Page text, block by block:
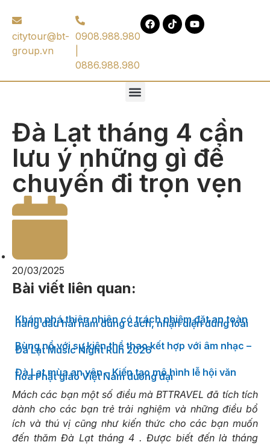
citytour@bt-
group.vn
0908.988.980
0886.988.980
Đà Lạt tháng 4 cần
lưu ý những gì để
chuyến đi trọn vẹn
20/03/2025
Bài viết liên quan:
Khám phá thiên nhiên có trách nhiệm đặt an toàn
hàng đầu hái nấm đúng cách, nhận diện đúng loài
Bùng nổ với sự kiện thể thao kết hợp với âm nhạc –
Đà Lạt Music Night Run 2026
Đà Lạt mùa an yên – Kiến tạo mô hình lễ hội văn
hóa Phật giáo Việt Nam đương đại
Mách các bạn một số điều mà BTTRAVEL đã tích tích
dành cho các bạn trẻ trải nghiệm và những điều bổ
ích và thú vị cũng như kiến ​​thức cho các bạn muốn
đến thăm Đà Lạt tháng 4 . Được biết đến là tháng